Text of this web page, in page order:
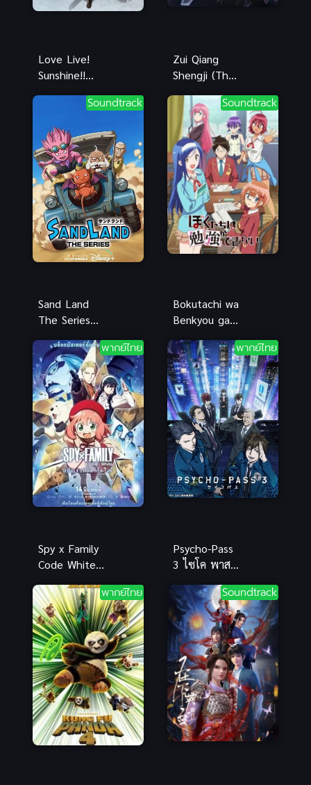
Love Live!
Sunshine!!
ไชน์!! ภาค 1
Zui Qiang
Shengji (The
upgrade) การ
อัพเกรดที่
แข็งแกร่งที่สุด
Soundtrack
Sand Land
The Series
เดอะซีรีย์ ภาค
1
Soundtrack
Bokutachi wa
Benkyou ga
1 (2019)
เรื่องนี้ตำรา
ไม่มีสอน
พากย์ไทย
Spy x Family
Code White
2023
พากย์ไทย
Psycho-Pass
3 ไซโค พาส
ภาค 3
Psycho-Pass
3 ไซโค พาส
ถอดรหัสล่า
ภาค 3
พากย์ไทย Soundtrack